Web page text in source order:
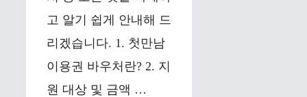
고 알기 쉽게 안내해 드
리겠습니다. 1. 첫만남
이용권 바우처란? 2. 지
원 대상 및 금액 …